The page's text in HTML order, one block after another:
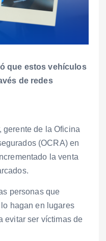
que estos vehículos
de redes
gerente de la Oficina
(OCRA) en
la venta
personas que
hagan en lugares
evitar ser víctimas de